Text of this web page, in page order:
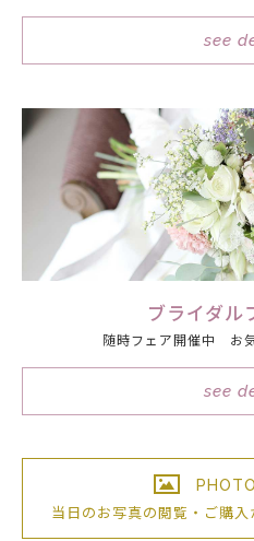
see
ブライダル
随時フェア開催中 お
see
当日のお写真の閲覧・ご購入